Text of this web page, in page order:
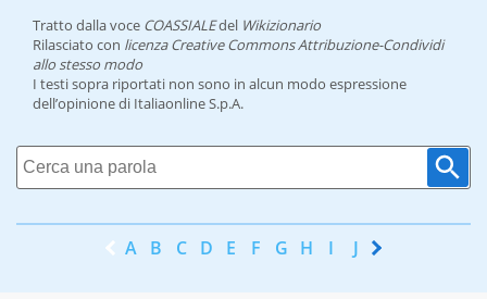
Tratto dalla voce COASSIALEdel Wikizionario
Rilasciato con licenza Creative Commons Attribuzione-Condividi
allo stesso modo
I testi sopra riportati non sono in alcun modo espressione
dell’opinione di Italiaonline S.p.A.
A B C D E F G H I J K